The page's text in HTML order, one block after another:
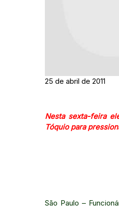
25 de abril de 2011
Nesta sexta-feira
Tóquio para
São Paulo –